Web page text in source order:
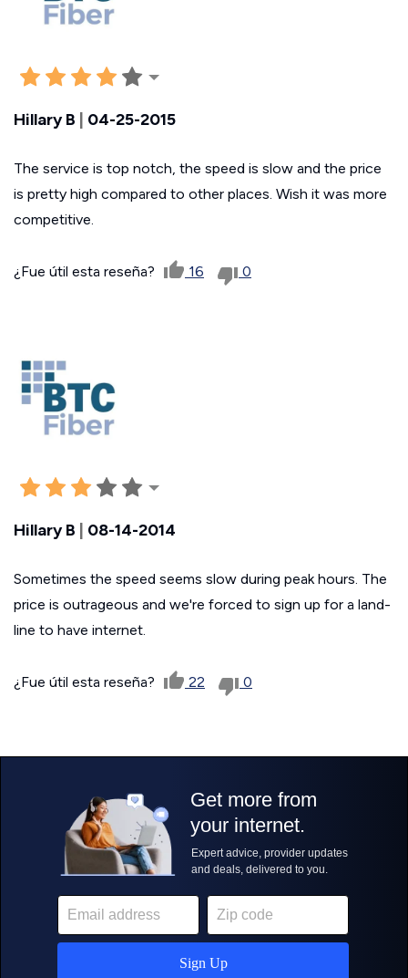
Hillary B 04-25-2015
The service is top notch, the speed is slow and the price
is pretty high compared to other places. Wish it was more
competitive.
¿Fue útil esta reseña? 16 0
Hillary B 08-14-2014
Sometimes the speed seems slow during peak hours. The
price is outrageous and we're forced to sign up for a land-
line to have internet.
¿Fue útil esta reseña? 22 0